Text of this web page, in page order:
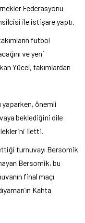
Federasyonu
ile istişare yaptı.
futbol
ve yeni
Yücel, takımlardan
yaparken, önemli
beklediğini dile
iletti.
turnuvayı Bersomik
Bersomik, bu
final maçı
Kahta